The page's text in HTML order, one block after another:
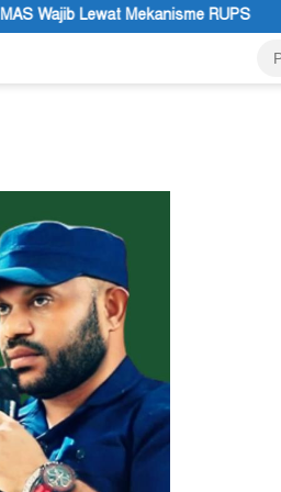
Tanggapan Resmi